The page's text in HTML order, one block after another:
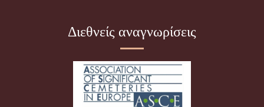
Διεθνείς αναγνωρίσεις